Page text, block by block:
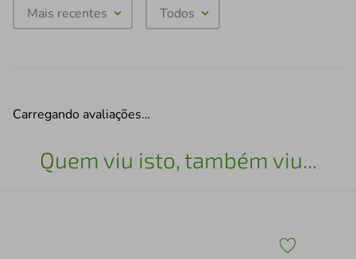
Mais recentes Todos
Carregando avaliações…
Quem viu isto, também viu...